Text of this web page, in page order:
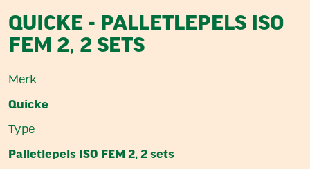
QUICKE - PALLETLEPELS ISO
FEM 2, 2 SETS
Merk
Quicke
Type
Palletlepels ISO FEM 2, 2 sets